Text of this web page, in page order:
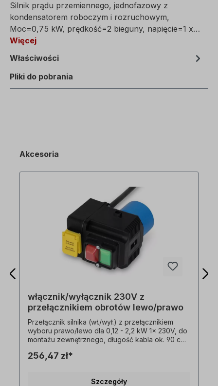
Silnik prądu przemiennego, jednofazowy z
kondensatorem roboczym i rozruchowym,
Moc=0,75 kW, prędkość=2 bieguny, napięcie=1 x…
Więcej
Właściwości
Pliki do pobrania
Akcesoria
włącznik/wyłącznik 230V z
przełącznikiem obrotów lewo/prawo
Przełącznik silnika (wł./wył.) z przełącznikiem
wyboru prawo/lewo dla 0,12 - 2,2 kW 1x 230V, do
montażu zewnętrznego, długość kabla ok. 90 cm,
przełączania 16 A - 1x230V,- temperatura
przy zatrzymanym silniku!
256,47 zł*
Szczegóły